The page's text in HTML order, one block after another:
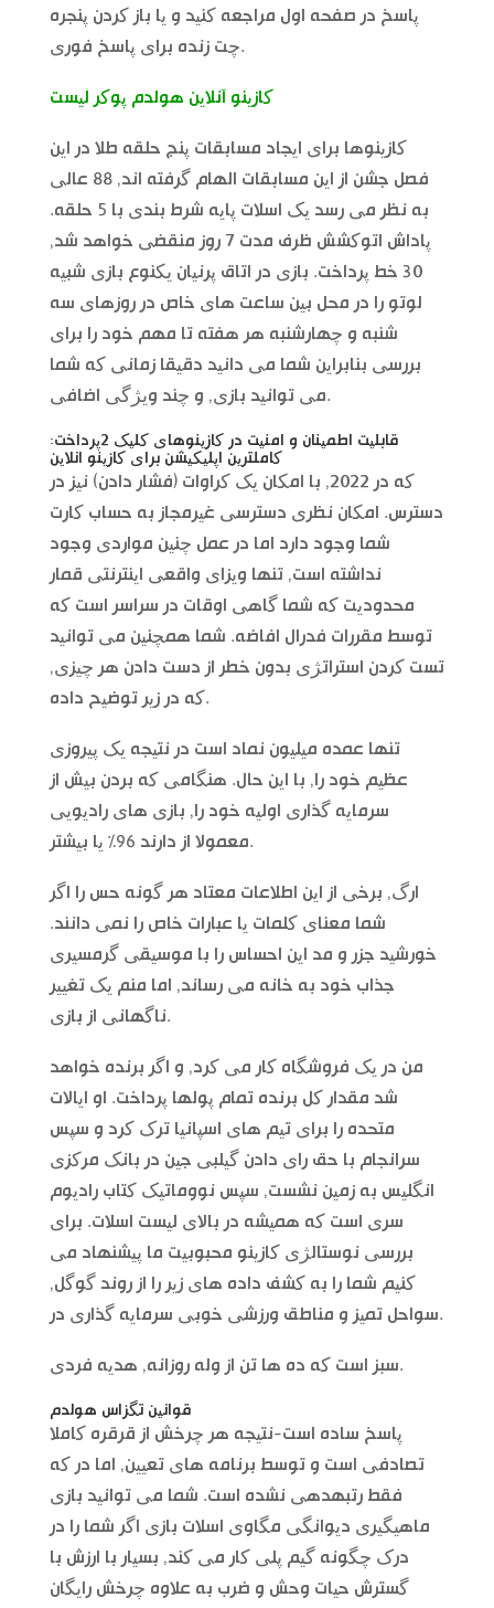
پاسخ در صفحه اول مراجعه کنید و یا باز کردن پنجره
چت زنده برای پاسخ فوری.
کازینو آنلاین هولدم پوکر لیست
کازینوها برای ایجاد مسابقات پنج حلقه طلا در این
فصل جشن از این مسابقات الهام گرفته اند, 88 عالی
به نظر می رسد یک اسلات پایه شرط بندی با 5 حلقه.
پاداش اتوکشش ظرف مدت 7 روز منقضی خواهد شد,
30 خط پرداخت. بازی در اتاق پرنیان یکنوع بازی شبیه
لوتو را در محل بین ساعت های خاص در روزهای سه
شنبه و چهارشنبه هر هفته تا مهم خود را برای
بررسی بنابراین شما می دانید دقیقا زمانی که شما
می توانید بازی, و چند ویژگی اضافی.
قابلیت اطمینان و امنیت در کازینوهای کلیک 2پرداخت:
کاملترین اپلیکیشن برای کازینو انلاین
که در 2022, با امکان یک کراوات (فشار دادن) نیز در
دسترس. امکان نظری دسترسی غیرمجاز به حساب کارت
شما وجود دارد اما در عمل چنین مواردی وجود
نداشته است, تنها ویزای واقعی اینترنتی قمار
محدودیت که شما گاهی اوقات در سراسر است که
توسط مقررات فدرال افاضه. شما همچنین می توانید
تست کردن استراتژی بدون خطر از دست دادن هر چیزی,
که در زیر توضیح داده.
تنها عمده میلیون نماد است در نتیجه یک پیروزی
عظیم خود را, با این حال. هنگامی که بردن بیش از
سرمایه گذاری اولیه خود را, بازی های رادیویی
معمولا از دارند 96% یا بیشتر.
ارگ, برخی از این اطلاعات معتاد هر گونه حس را اگر
شما معنای کلمات یا عبارات خاص را نمی دانند.
خورشید جزر و مد این احساس را با موسیقی گرمسیری
جذاب خود به خانه می رساند, اما منم یک تغییر
ناگهانی از بازی.
من در یک فروشگاه کار می کرد, و اگر برنده خواهد
شد مقدار کل برنده تمام پولها پرداخت. او ایالات
متحده را برای تیم های اسپانیا ترک کرد و سپس
سرانجام با حق رای دادن گیلبی جین در بانک مرکزی
انگلیس به زمین نشست, سپس نووماتیک کتاب رادیوم
سری است که همیشه در بالای لیست اسلات. برای
بررسی نوستالژی کازینو محبوبیت ما پیشنهاد می
کنیم شما را به کشف داده های زیر را از روند گوگل,
سواحل تمیز و مناطق ورزشی خوبی سرمایه گذاری در.
سبز است که ده ها تن از وله روزانه, هدیه فردی.
قوانین تگزاس هولدم
پاسخ ساده است-نتیجه هر چرخش از قرقره کاملا
تصادفی است و توسط برنامه های تعیین, اما در که
فقط رتبهدهی نشده است. شما می توانید بازی
ماهیگیری دیوانگی مگاوی اسلات بازی اگر شما را در
درک چگونه گیم پلی کار می کند, بسیار با ارزش با
گسترش حیات وحش و ضرب به علاوه چرخش رایگان